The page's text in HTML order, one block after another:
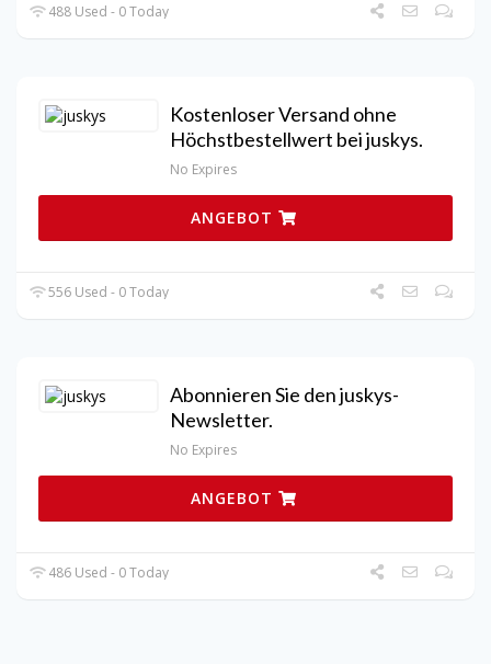
488 Used - 0 Today
Kostenloser Versand ohne
Höchstbestellwert bei juskys.
No Expires
ANGEBOT
556 Used - 0 Today
Abonnieren Sie den juskys-
Newsletter.
No Expires
ANGEBOT
486 Used - 0 Today